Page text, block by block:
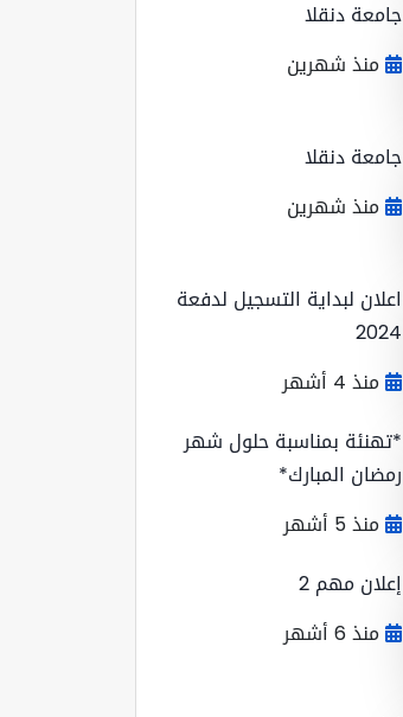
جامعة دنقلا
منذ شهرين
جامعة دنقلا
منذ شهرين
اعلان لبداية التسجيل لدفعة
2024
منذ 4 أشهر
*تهنئة بمناسبة حلول شهر
رمضان المبارك*
منذ 5 أشهر
إعلان مهم 2
منذ 6 أشهر